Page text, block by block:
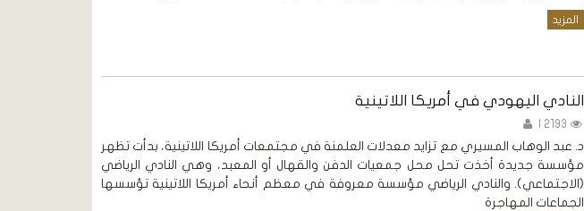
المزيد
النادي اليهودي في أمريكا اللاتينية
د. عبد الوهاب المسيري مع تزايد معدلات العلمنة في مجتمعات أمريكا اللاتينية، بدأت تظهر
مؤسسة جديدة أخذت تحل محل جمعيات الدفن والقهال أو المعبد، وهي النادي الرياضي
(الاجتماعي). والنادي الرياضي مؤسسة معروفة في معظم أنحاء أمريكا اللاتينية تؤسسها
الجماعات المهاجرة